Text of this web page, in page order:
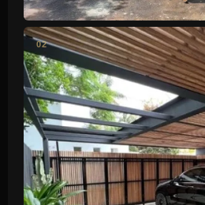
GARAGEM RESIDENCIAL
Concreto polido • São Paulo
02